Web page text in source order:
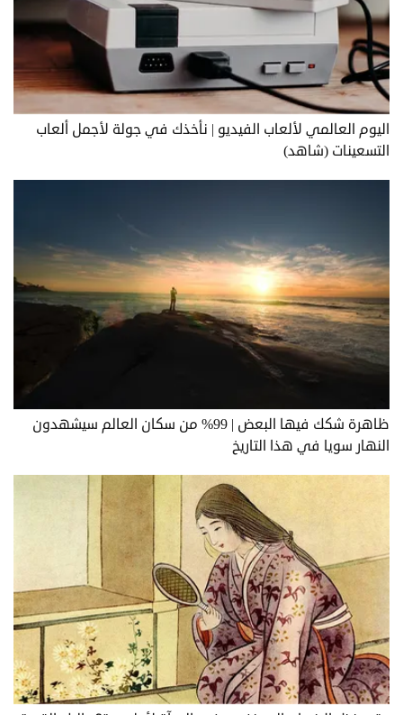
اليوم العالمي لألعاب الفيديو | نأخذك في جولة لأجمل ألعاب
التسعينات (شاهد)
ظاهرة شكك فيها البعض | 99% من سكان العالم سيشهدون
النهار سويا في هذا التاريخ